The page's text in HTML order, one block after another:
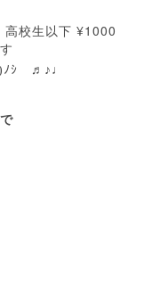
高校生以下 ¥1000
)ﾉｼ ♬♪♩